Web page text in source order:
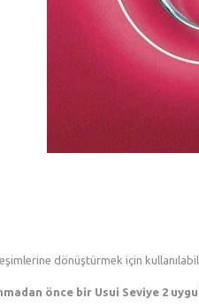
dönüştürmek için
önce bir Usui Seviye 2